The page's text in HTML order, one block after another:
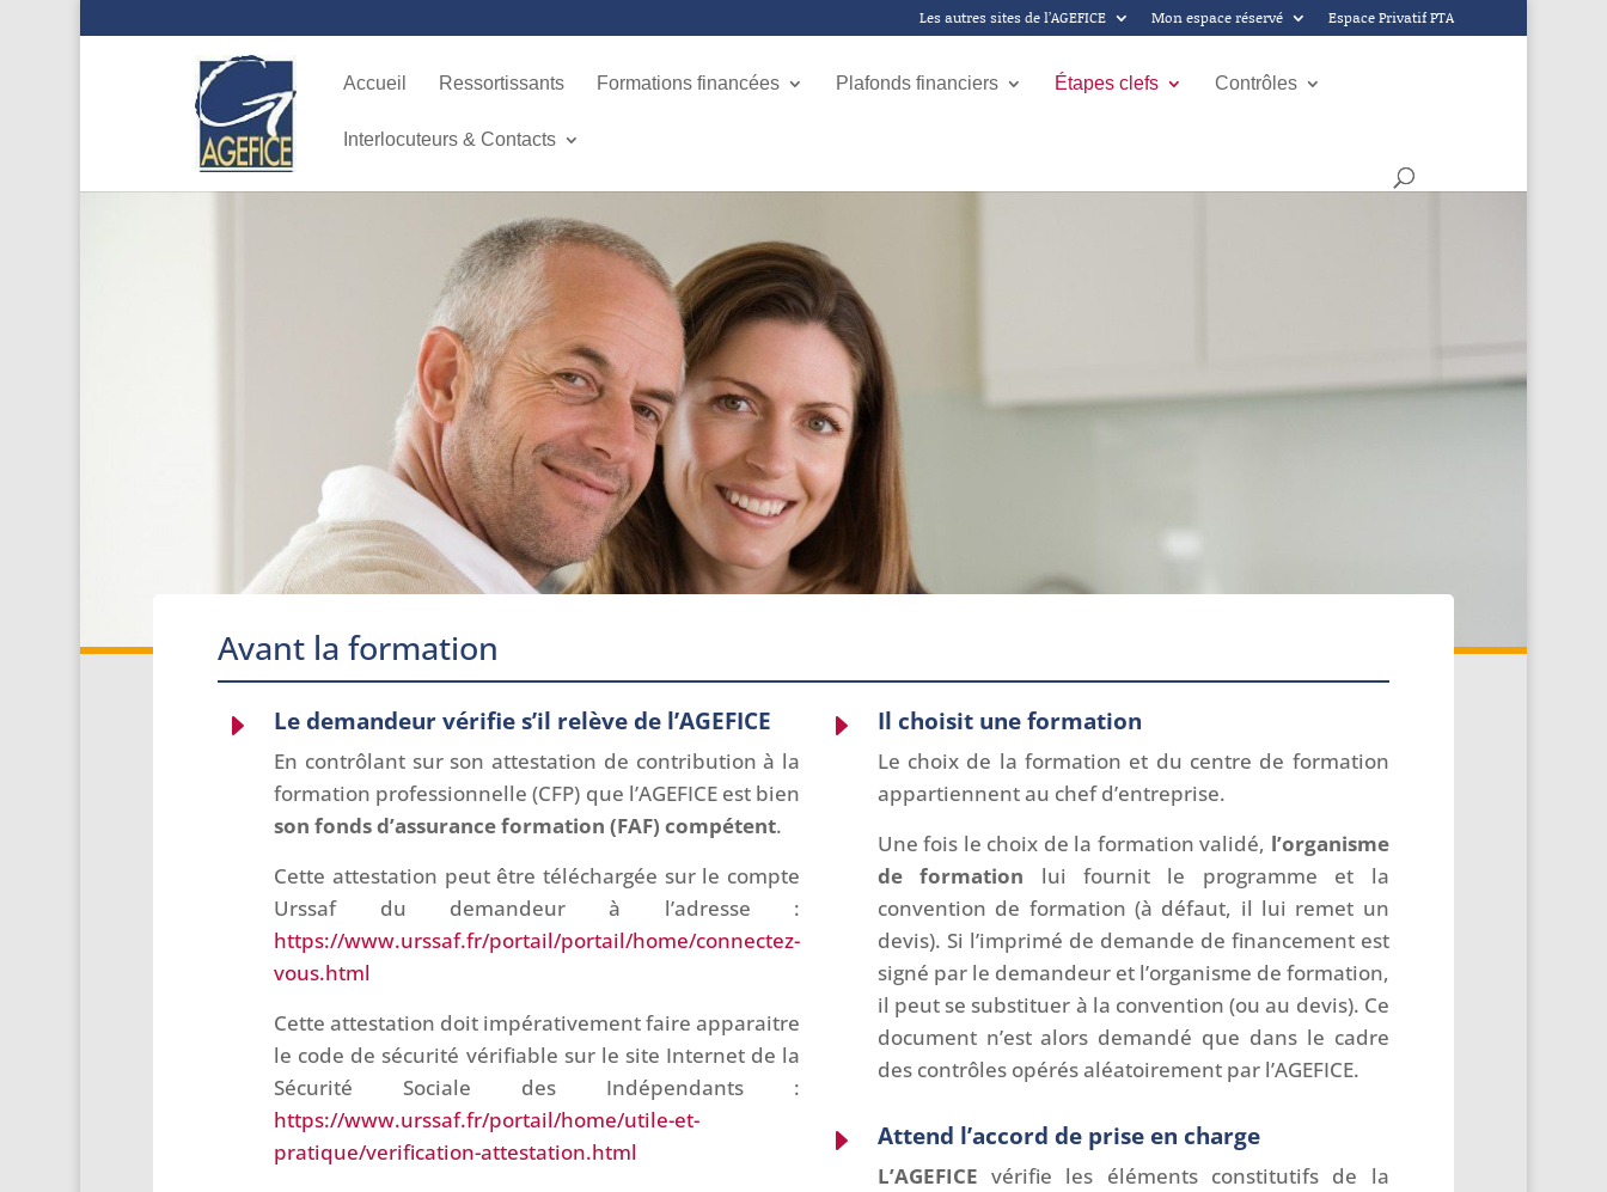
Les autres sites de l’AGEFICE Mon espace réservé Espace Privatif PTA
Accueil Ressortissants Formations financées Plafonds financiers Étapes clefs Contrôles
Interlocuteurs & Contacts
Avant la formation
E Le demandeur vérifie s’il relève de l’AGEFICE
En contrôlant sur son attestation de contribution à la
formation professionnelle (CFP) que l’AGEFICE est bien
son fonds d’assurance formation (FAF) compétent.
Cette attestation peut être téléchargée sur le compte
Urssaf du demandeur à l’adresse :
https://www.urssaf.fr/portail/portail/home/connectez-
vous.html
Cette attestation doit impérativement faire apparaitre
le code de sécurité vérifiable sur le site Internet de la
Sécurité Sociale des Indépendants :
https://www.urssaf.fr/portail/home/utile-et-
pratique/verification-attestation.html
E Il choisit une formation
Le choix de la formation et du centre de formation
appartiennent au chef d’entreprise.
Une fois le choix de la formation validé, l’organisme
de formation lui fournit le programme et la
convention de formation (à défaut, il lui remet un
devis). Si l’imprimé de demande de financement est
signé par le demandeur et l’organisme de formation,
il peut se substituer à la convention (ou au devis). Ce
document n’est alors demandé que dans le cadre
des contrôles opérés aléatoirement par l’AGEFICE.
E Attend l’accord de prise en charge
L’AGEFICEvérifie les éléments constitutifs de la